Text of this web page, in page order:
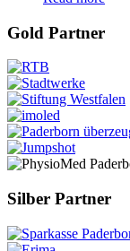
Gold Partner
Silber Partner